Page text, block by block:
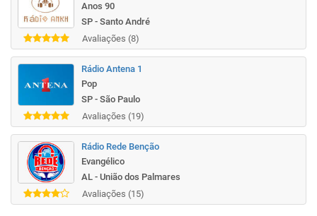
Anos 90
SP - Santo André
Avaliações (8)
Rádio Antena 1
Pop
SP - São Paulo
Avaliações (19)
Rádio Rede Benção
Evangélico
AL - União dos Palmares
Avaliações (15)